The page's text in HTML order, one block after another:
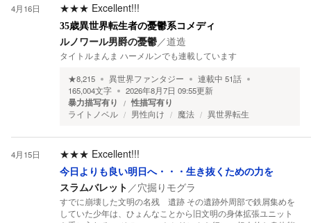
4月16日 ★★★ Excellent!!!
35歳異世界転生者の憂鬱系コメディ
ルノワール男爵の憂鬱／道造
タイトルまんま ハーメルンでも連載しています
★8,215 異世界ファンタジー 連載中 51話
165,004文字 2026年8月7日 09:55更新
暴力描写有り 性描写有り
ライトノベル 男性向け 魔法 異世界転生
4月15日 ★★★ Excellent!!!
今日よりも良い明日へ・・・生き抜くための力を
スラムバレット ／穴掘りモグラ
すでに崩壊した文明の名残 遺跡 その遺跡外周部で鉄屑集めを
していた少年は、ひょんなことから旧文明の身体拡張ユニット